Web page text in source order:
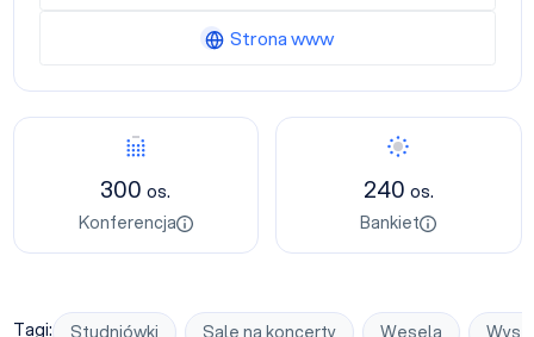
Konferencja
300os.
Konferencja
Bankiet
240 os.
Bankiet
Tagi: Studniówki Sale na koncerty Wesela
Strona www